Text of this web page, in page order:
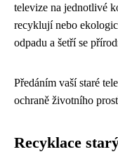
televize na jednotlivé
recyklují nebo
odpadu a šetří se
Předáním vaší staré
ochraně životního
Recyklace